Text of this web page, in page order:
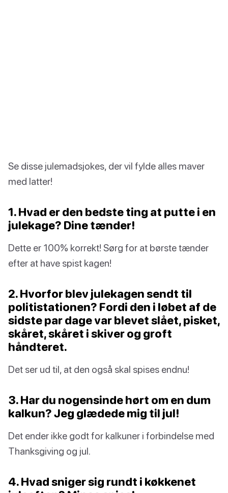
Se disse julemadsjokes, der vil fylde alles maver
med latter!
1. Hvad er den bedste ting at putte i en
julekage? Dine tænder!
Dette er 100% korrekt! Sørg for at børste tænder
efter at have spist kagen!
2. Hvorfor blev julekagen sendt til
politistationen? Fordi den i løbet af de
sidste par dage var blevet slået, pisket,
skåret, skåret i skiver og groft
håndteret.
Det ser ud til, at den også skal spises endnu!
3. Har du nogensinde hørt om en dum
kalkun? Jeg glædede mig til jul!
Det ender ikke godt for kalkuner i forbindelse med
Thanksgiving og jul.
4. Hvad sniger sig rundt i køkkenet